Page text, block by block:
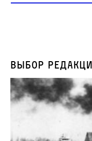
Выбор